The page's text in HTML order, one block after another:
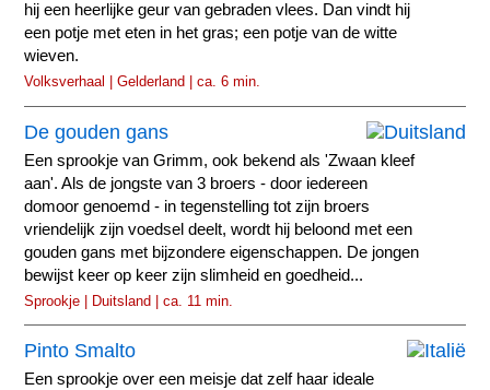
hij een heerlijke geur van gebraden vlees. Dan vindt hij
een potje met eten in het gras; een potje van de witte
wieven.
Volksverhaal | Gelderland | ca. 6 min.
De gouden gans
Een sprookje van Grimm, ook bekend als 'Zwaan kleef
aan'. Als de jongste van 3 broers - door iedereen
domoor genoemd - in tegenstelling tot zijn broers
vriendelijk zijn voedsel deelt, wordt hij beloond met een
gouden gans met bijzondere eigenschappen. De jongen
bewijst keer op keer zijn slimheid en goedheid...
Sprookje | Duitsland | ca. 11 min.
Pinto Smalto
Een sprookje over een meisje dat zelf haar ideale